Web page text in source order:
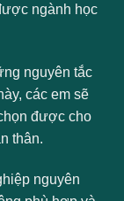
ngành học
nguyên tắc
các em sẽ
được cho
thân.
nguyên